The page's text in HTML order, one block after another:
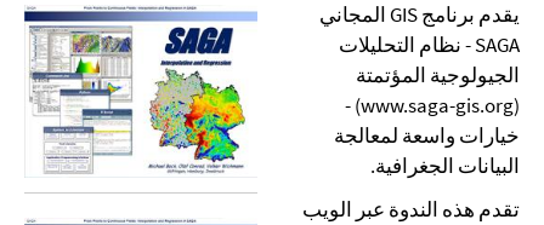
يقدم برنامج GIS المجاني
SAGA - نظام التحليلات
الجيولوجية المؤتمتة
(www.saga-gis.org) -
خيارات واسعة لمعالجة
البيانات الجغرافية.
تقدم هذه الندوة عبر الويب